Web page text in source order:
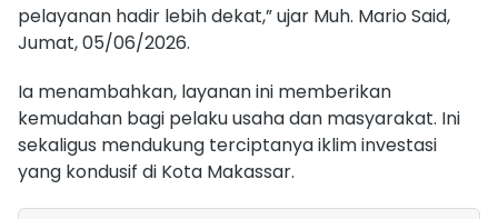
pelayanan hadir lebih dekat,” ujar Muh. Mario Said,
Jumat, 05/06/2026.
Ia menambahkan, layanan ini memberikan
kemudahan bagi pelaku usaha dan masyarakat. Ini
sekaligus mendukung terciptanya iklim investasi
yang kondusif di Kota Makassar.